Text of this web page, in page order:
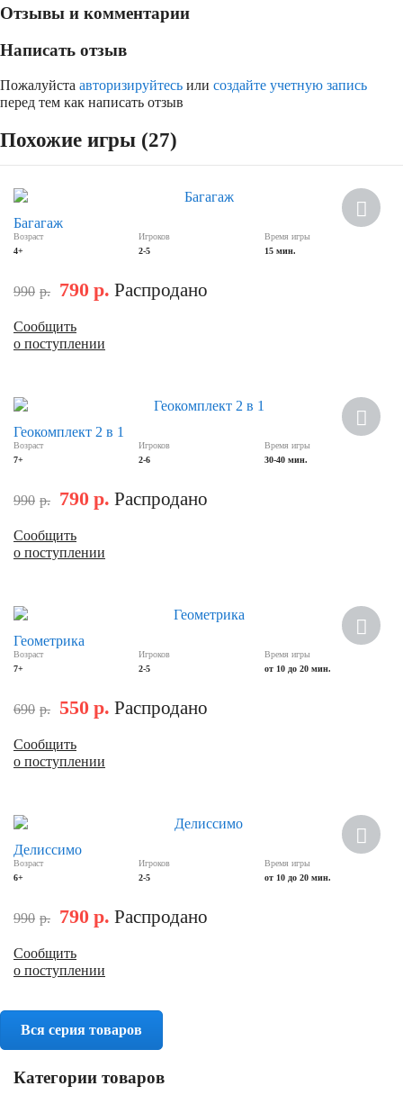
Отзывы и комментарии
Написать отзыв
Пожалуйста авторизируйтесь или создайте учетную запись
перед тем как написать отзыв
Похожие игры (27)
Багагаж
Возраст
4+
Игроков
2-5
Время игры
15 мин.
990 р. 790 р. Распродано
Сообщить
о поступлении
Геокомплект 2 в 1
Возраст
7+
Игроков
2-6
Время игры
30-40 мин.
990 р. 790 р. Распродано
Сообщить
о поступлении
Геометрика
Возраст
7+
Игроков
2-5
Время игры
от 10 до 20 мин.
690 р. 550 р. Распродано
Сообщить
о поступлении
Делиссимо
Возраст
6+
Игроков
2-5
Время игры
от 10 до 20 мин.
990 р. 790 р. Распродано
Сообщить
о поступлении
Вся серия товаров
Категории товаров